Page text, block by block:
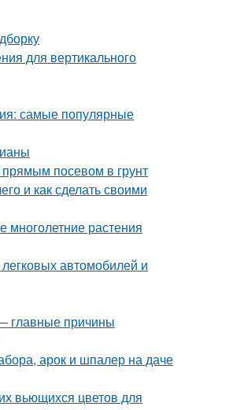
для вертикального
самые популярные
посевом в грунт
и как сделать своими
растения
автомобилей и
главные причины
арок и шпалер на даче
вьющихся цветов для